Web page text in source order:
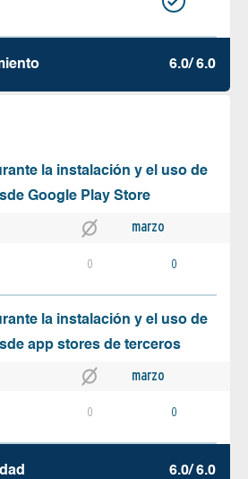
6.0/ 6.0
la instalación y el uso de
Google Play Store
marzo
0 0
la instalación y el uso de
app stores de terceros
marzo
0 0
6.0/ 6.0